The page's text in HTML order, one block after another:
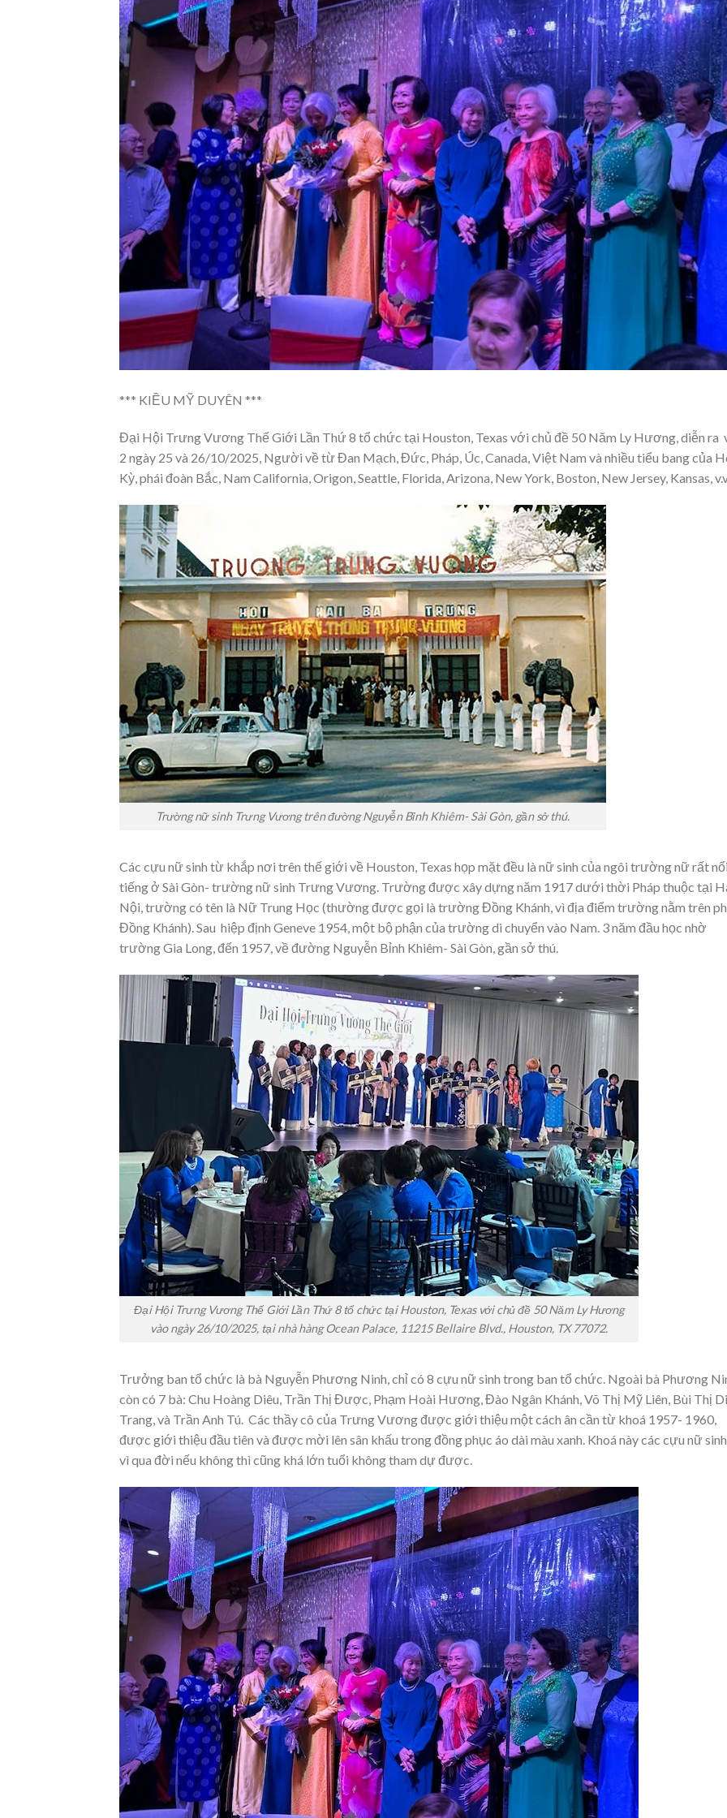
*** KIỀU MỸ DUYÊN ***
Đại Hội Trưng Vương Thế Giới Lần Thứ 8 tổ chức tại Houston, Texas với chủ đề 50 Năm Ly Hương, diễn ra
2 ngày 25 và 26/10/2025, Người về từ Đan Mạch, Đức, Pháp, Úc, Canada, Việt Nam và nhiều tiểu bang của
Kỳ, phái đoàn Bắc, Nam California, Origon, Seattle, Florida, Arizona, New York, Boston, New Jersey, Kansas,
Trường nữ sinh Trưng Vương trên đường Nguyễn Bỉnh Khiêm- Sài Gòn, gần sở thú.
Các cựu nữ sinh từ khắp nơi trên thế giới về Houston, Texas họp mặt đều là nữ sinh của ngôi trường nữ rất nổi
tiếng ở Sài Gòn- trường nữ sinh Trưng Vương. Trường được xây dựng năm 1917 dưới thời Pháp thuộc tại
Nội, trường có tên là Nữ Trung Học (thường được gọi là trường Đồng Khánh, vì địa điểm trường nằm trên
Đồng Khánh). Sau hiệp định Geneve 1954, một bộ phận của trường di chuyển vào Nam. 3 năm đầu học nhờ
trường Gia Long, đến 1957, về đường Nguyễn Bỉnh Khiêm- Sài Gòn, gần sở thú.
Đại Hội Trưng Vương Thế Giới Lần Thứ 8 tổ chức tại Houston, Texas với chủ đề 50 Năm Ly Hương
vào ngày 26/10/2025, tại nhà hàng Ocean Palace, 11215 Bellaire Blvd., Houston, TX 77072.
Trưởng ban tổ chức là bà Nguyễn Phương Ninh, chỉ có 8 cựu nữ sinh trong ban tổ chức. Ngoài bà Phương
còn có 7 bà: Chu Hoàng Diêu, Trần Thị Được, Phạm Hoài Hương, Đào Ngân Khánh, Võ Thị Mỹ Liên, Bùi Thị
Trang, và Trần Anh Tú. Các thầy cô của Trưng Vương được giới thiệu một cách ân cần từ khoá 1957- 1960,
được giới thiệu đầu tiên và được mời lên sân khấu trong đồng phục áo dài màu xanh. Khoá này các cựu nữ
vì qua đời nếu không thì cũng khá lớn tuổi không tham dự được.